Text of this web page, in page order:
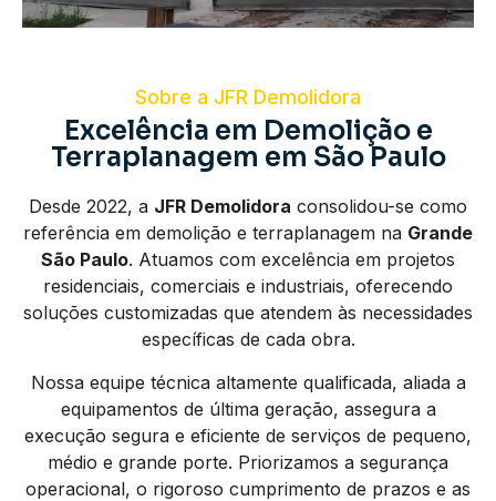
Sobre a JFR Demolidora
Excelência em Demolição e
Terraplanagem em São Paulo
Desde 2022, a JFR Demolidora consolidou-se como
referência em demolição e terraplanagem na Grande
São Paulo. Atuamos com excelência em projetos
residenciais, comerciais e industriais, oferecendo
soluções customizadas que atendem às necessidades
específicas de cada obra.
Nossa equipe técnica altamente qualificada, aliada a
equipamentos de última geração, assegura a
execução segura e eficiente de serviços de pequeno,
médio e grande porte. Priorizamos a segurança
operacional, o rigoroso cumprimento de prazos e as